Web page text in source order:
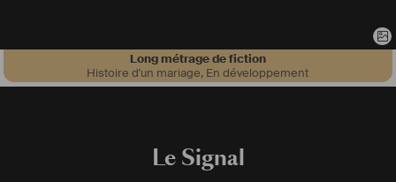
Long métrage de fiction
Histoire d'un mariage, En développement
Le Signal
toutes les rencontres.